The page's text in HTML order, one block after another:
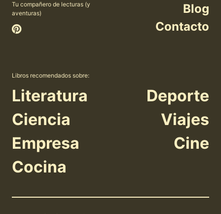
Tu compañero de lecturas (y
aventuras)
Blog
Contacto
Libros recomendados sobre:
Literatura
Ciencia
Empresa
Cocina
Deporte
Viajes
Cine